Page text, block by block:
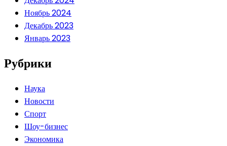
Ноябрь 2024
Декабрь 2023
Январь 2023
Рубрики
Наука
Новости
Спорт
Шоу-бизнес
Экономика